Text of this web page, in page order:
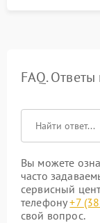
FAQ.
Вы можете
часто
сервисный
телефону+7
свой вопрос.